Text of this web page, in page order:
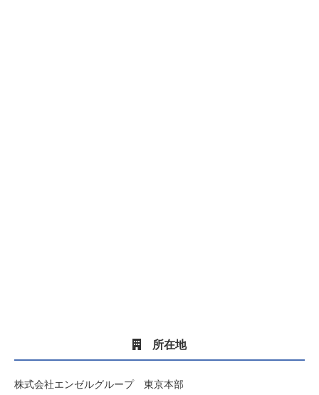
所在地
株式会社エンゼルグループ 東京本部